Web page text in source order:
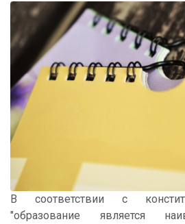
В соответствии с
"образование является